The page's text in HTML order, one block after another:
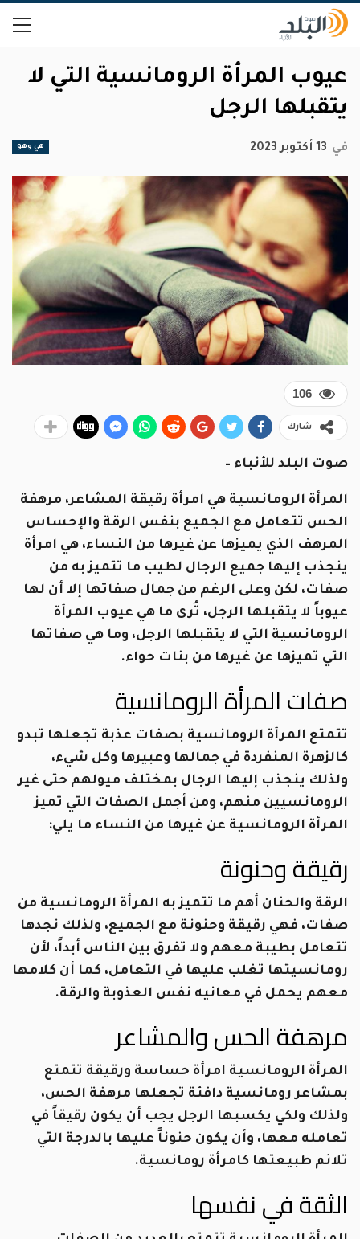
عيوب المرأة الرومانسية التي لا
يتقبلها الرجل
هي وهو في 13 أكتوبر 2023
106
شارك
صوت البلد للأنباء –
المرأة الرومانسية هي امرأة رقيقة المشاعر، مرهفة
الحس تتعامل مع الجميع بنفس الرقة والإحساس
المرهف الذي يميزها عن غيرها من النساء، هي امرأة
ينجذب إليها جميع الرجال لطيب ما تتميز به من
صفات، لكن وعلى الرغم من جمال صفاتها إلا أن لها
عيوباً لا يتقبلها الرجل، تُرى ما هي عيوب المرأة
الرومانسية التي لا يتقبلها الرجل، وما هي صفاتها
التي تميزها عن غيرها من بنات حواء.
صفات المرأة الرومانسية
تتمتع المرأة الرومانسية بصفات عذبة تجعلها تبدو
كالزهرة المنفردة في جمالها وعبيرها وكل شيء،
ولذلك ينجذب إليها الرجال بمختلف ميولهم حتى غير
الرومانسيين منهم، ومن أجمل الصفات التي تميز
المرأة الرومانسية عن غيرها من النساء ما يلي:
رقيقة وحنونة
الرقة والحنان أهم ما تتميز به المرأة الرومانسية من
صفات، فهي رقيقة وحنونة مع الجميع، ولذلك نجدها
تتعامل بطيبة معهم ولا تفرق بين الناس أبداً، لأن
رومانسيتها تغلب عليها في التعامل، كما أن كلامها
معهم يحمل في معانيه نفس العذوبة والرقة.
مرهفة الحس والمشاعر
المرأة الرومانسية امرأة حساسة ورقيقة تتمتع
بمشاعر رومانسية دافئة تجعلها مرهفة الحس،
ولذلك ولكي يكسبها الرجل يجب أن يكون رقيقاً في
تعامله معها، وأن يكون حنوناً عليها بالدرجة التي
تلائم طبيعتها كامرأة رومانسية.
الثقة في نفسها